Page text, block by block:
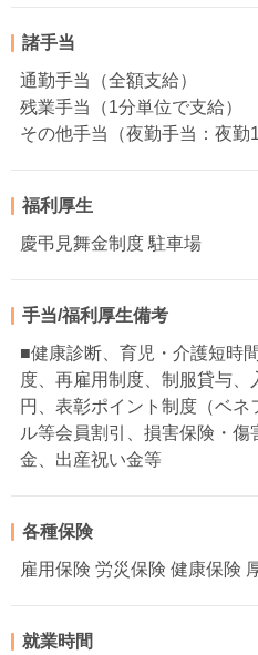
諸手当
通勤手当（全額支給）
残業手当（1分単位で支給）
その他手当（夜勤手当：夜勤
福利厚生
慶弔見舞金制度 駐車場
手当/福利厚生備考
■健康診断、育児・介護短時
度、再雇用制度、制服貸与
円、表彰ポイント制度（ベ
ル等会員割引、損害保険・
金、出産祝い金等
各種保険
雇用保険 労災保険 健康保険
就業時間